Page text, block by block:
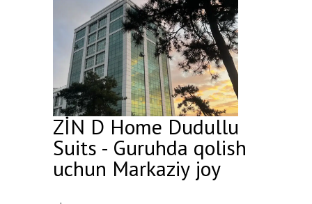
ZİN D Home Dudullu
Suits - Guruhda qolish
uchun Markaziy joy